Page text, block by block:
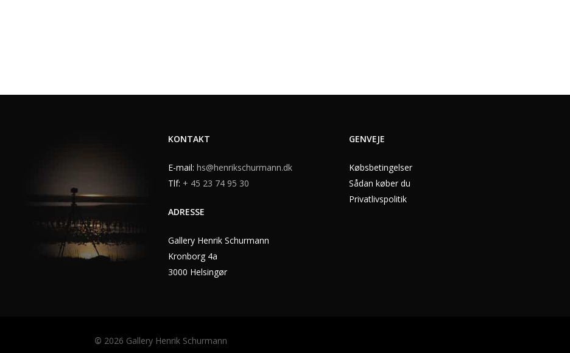
KONTAKT
E-mail: hs@henrikschurmann.dk
Tlf: + 45 23 74 95 30
ADRESSE
Gallery Henrik Schurmann
Kronborg 4a
3000 Helsingør
GENVEJE
Købsbetingelser
Sådan køber du
Privatlivspolitik
© 2026 Gallery Henrik Schurmann